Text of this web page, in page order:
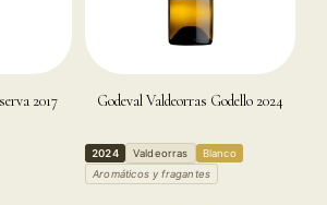
2017 Godeval Valdeorras Godello 2024
2024 Valdeorras
Blanco
Aromáticos y fragantes